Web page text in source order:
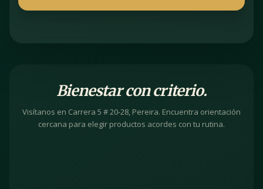
Bienestar con criterio.
Visítanos en Carrera 5 # 20-28, Pereira. Encuentra orientación
cercana para elegir productos acordes con tu rutina.